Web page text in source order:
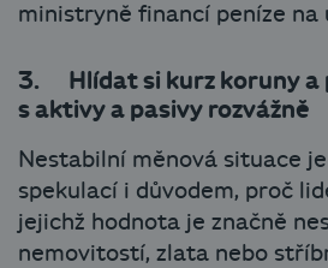
ministryně financí peníze na
3. Hlídat si kurz koruny a
s aktivy a pasivy rozvážně
Nestabilní měnová situace
spekulací i důvodem, proč
jejichž hodnota je značně
nemovitostí, zlata nebo